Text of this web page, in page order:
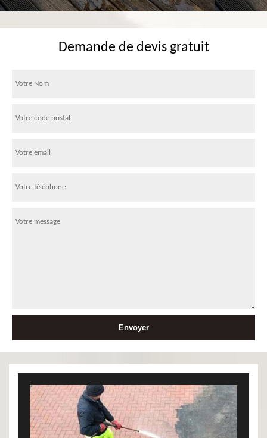
Demande de devis gratuit